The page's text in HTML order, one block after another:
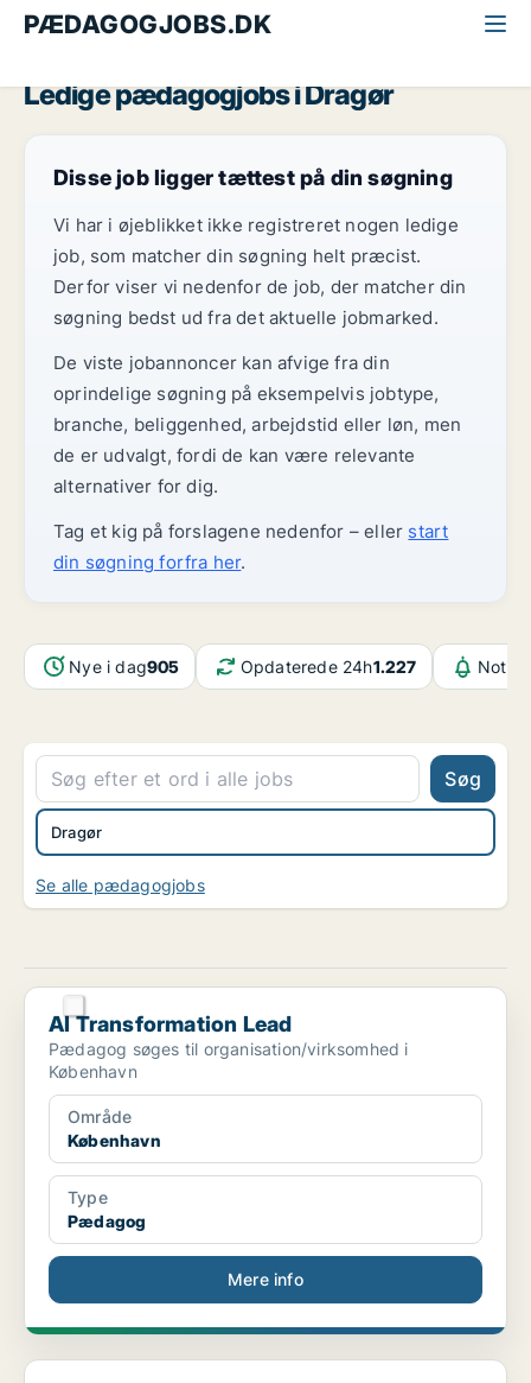
PÆDAGOGJOBS.DK
Ledige pædagogjobs i Dragør
Disse job ligger tættest på din søgning
Vi har i øjeblikket ikke registreret nogen ledige
job, som matcher din søgning helt præcist.
Derfor viser vi nedenfor de job, der matcher din
søgning bedst ud fra det aktuelle jobmarked.
De viste jobannoncer kan afvige fra din
oprindelige søgning på eksempelvis jobtype,
branche, beliggenhed, arbejdstid eller løn, men
de er udvalgt, fordi de kan være relevante
alternativer for dig.
Tag et kig på forslagene nedenfor – eller start
din søgning forfra her.
Nye i dag905 Opdaterede 24h1.227
Søg
Dragør
Se alle pædagogjobs
AI Transformation Lead
AI Transformation Lead
Pædagog søges til organisation/virksomhed i
København
Område
København
Type
Pædagog
Mere info
Finance Transformation Senior Project Manager